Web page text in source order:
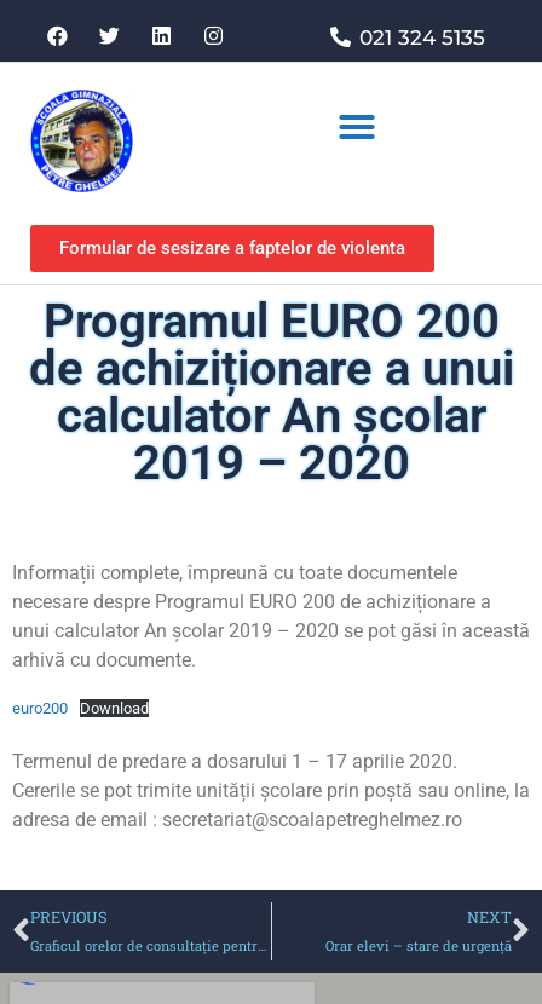
021 324 5135
Formular de sesizare a faptelor de violenta
Programul EURO 200
de achiziționare a unui
calculator An școlar
2019 – 2020
Informații complete, împreună cu toate documentele
necesare despre Programul EURO 200 de achiziționare a
unui calculator An școlar 2019 – 2020 se pot găsi în această
arhivă cu documente.
euro200 Download
Termenul de predare a dosarului 1 – 17 aprilie 2020.
Cererile se pot trimite unității școlare prin poștă sau online, la
adresa de email : secretariat@scoalapetreghelmez.ro
PREVIOUS NEXT
Orar elevi – stare de urgență